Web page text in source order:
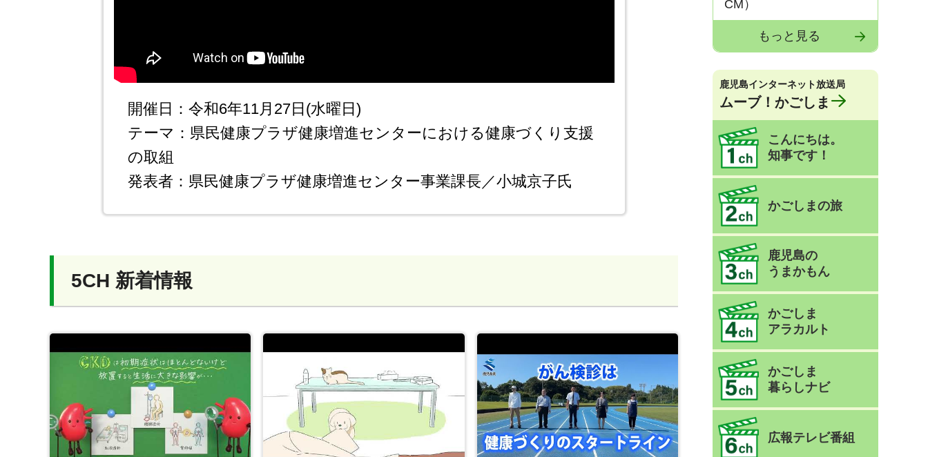
開催日：令和6年11月27日(水曜日)
テーマ：県民健康プラザ健康増進センターにおける健康づくり支援
の取組
発表者：県民健康プラザ健康増進センター事業課長／小城京子氏
5CH 新着情報
CM）
もっと見る
鹿児島インターネット放送局
ムーブ！かごしま
こんにちは。
知事です！
かごしまの旅
鹿児島の
うまかもん
かごしま
アラカルト
かごしま
暮らしナビ
広報テレビ番組